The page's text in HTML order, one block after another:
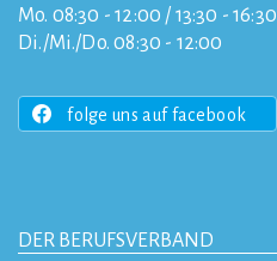
Mo. 08:30 - 12:00 / 13:30 - 16:30
Di./Mi./Do. 08:30 - 12:00
folge uns auf facebook
DER BERUFSVERBAND